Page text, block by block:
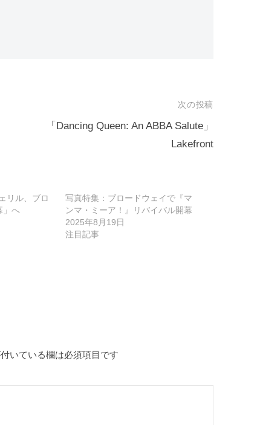
次の投稿
「Dancing Queen: An ABBA Salute」
Lakefront
リル、ブロ
」へ
写真特集：ブロードウェイで『マ
ンマ・ミーア！』リバイバル開幕
2025年8月19日
注目記事
いている欄は必須項目です